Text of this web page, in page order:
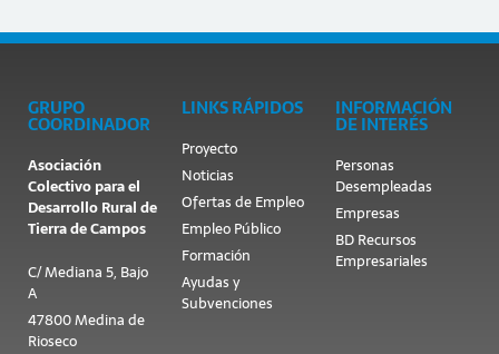
GRUPO
COORDINADOR
Asociación
Colectivo para el
Desarrollo Rural de
Tierra de Campos
C/ Mediana 5, Bajo
A
47800 Medina de
Rioseco
LINKS RÁPIDOS
Proyecto
Noticias
Ofertas de Empleo
Empleo Público
Formación
Ayudas y
Subvenciones
INFORMACIÓN
DE INTERÉS
Personas
Desempleadas
Empresas
BD Recursos
Empresariales